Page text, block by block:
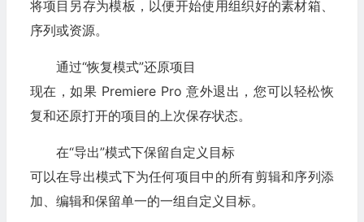
将项目另存为模板，以便开始使用组织好的素材箱、
序列或资源。
通过“恢复模式”还原项目
现在，如果 Premiere Pro 意外退出，您可以轻松恢
复和还原打开的项目的上次保存状态。
在“导出”模式下保留自定义目标
可以在导出模式下为任何项目中的所有剪辑和序列添
加、编辑和保留单一的一组自定义目标。